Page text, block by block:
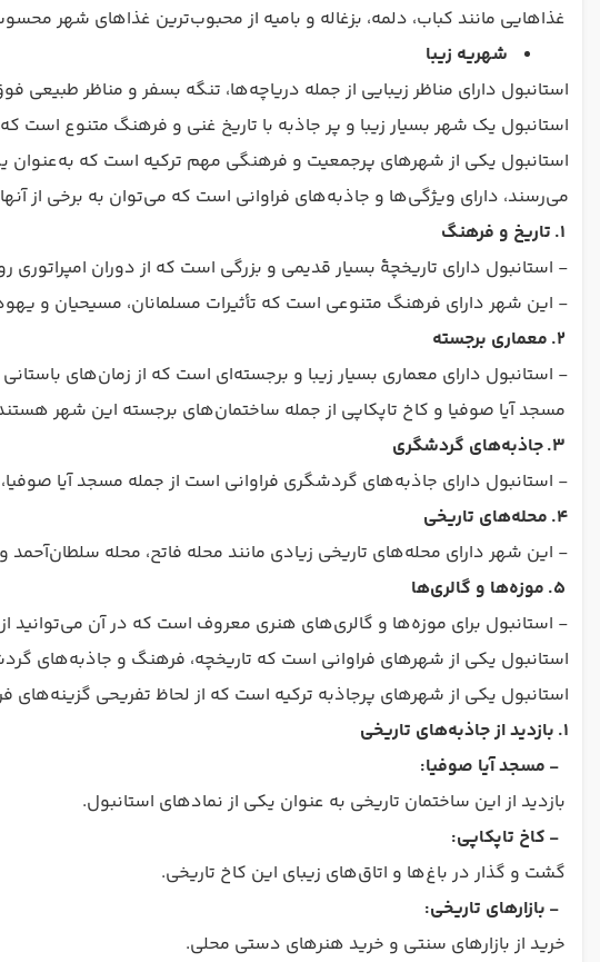
غذاهایی مانند کباب، دلمه، بزغاله و بامیه از محبوب‌ترین غذاهای شهر
شهریه زیبا
استانبول دارای مناظر زیبایی از جمله دریاچه‌ها، تنگه بسفر و مناظر طبیعی
استانبول یک شهر بسیار زیبا و پر جاذبه با تاریخ غنی و فرهنگ متنوع
استانبول یکی از شهرهای پرجمعیت و فرهنگی مهم ترکیه است که به‌عنوان
می‌رسند، دارای ویژگی‌ها و جاذبه‌های فراوانی است که می‌توان به برخی از
تاریخ و فرهنگ
- استانبول دارای تاریخچهٔ بسیار قدیمی و بزرگی است که از دوران
- این شهر دارای فرهنگ متنوعی است که تأثیرات مسلمانان، مسیحیان و
معماری برجسته
- استانبول دارای معماری بسیار زیبا و برجسته‌ای است که از زمان‌های باستانی
مسجد آیا صوفیا و کاخ تاپکاپی از جمله ساختمان‌های برجسته این شهر
جاذبه‌های گردشگری
- استانبول دارای جاذبه‌های گردشگری فراوانی است از جمله مسجد آیا صوفیا،
4. محله‌های تاریخی
- این شهر دارای محله‌های تاریخی زیادی مانند محله فاتح، محله
موزه‌ها و گالری‌ها
- استانبول برای موزه‌ها و گالری‌های هنری معروف است که در آن می‌توانید
استانبول یکی از شهرهای فراوانی است که تاریخچه، فرهنگ و جاذبه‌های
استانبول یکی از شهرهای پرجاذبه ترکیه است که از لحاظ تفریحی گزینه‌های
1. بازدید از جاذبه‌های تاریخی
- مسجد آیا صوفیا:
بازدید از این ساختمان تاریخی به عنوان یکی از نمادهای استانبول.
- کاخ تاپکاپی:
گشت و گذار در باغ‌ها و اتاق‌های زیبای این کاخ تاریخی.
- بازارهای تاریخی:
خرید از بازارهای سنتی و خرید هنرهای دستی محلی.